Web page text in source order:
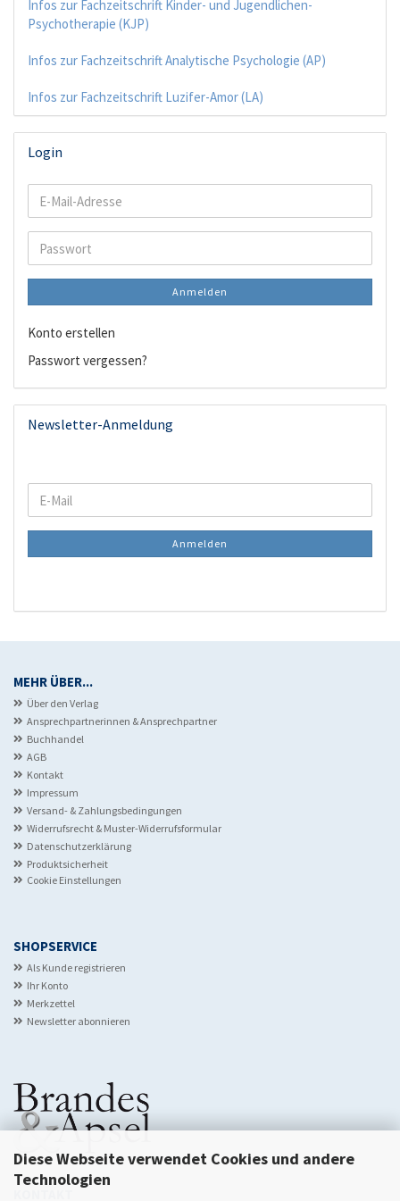
Diese Webseite verwendet Cookies und andere
Technologien
Infos zur Fachzeitschrift Kinder- und Jugendlichen-
Psychotherapie (KJP)
Infos zur Fachzeitschrift Analytische Psychologie (AP)
Infos zur Fachzeitschrift Luzifer-Amor (LA)
Login
E-
Mail-
Passwort
Anmelden
Konto erstellen
Passwort vergessen?
Newsletter-Anmeldung
WEITER
ZUR
NEWSLETTER-
E-
Mail
Anmelden
MEHR ÜBER...
Über den Verlag
Ansprechpartnerinnen & Ansprechpartner
Buchhandel
AGB
Kontakt
Impressum
Versand- & Zahlungsbedingungen
Widerrufsrecht & Muster-Widerrufsformular
Datenschutzerklärung
Produktsicherheit
Cookie Einstellungen
SHOPSERVICE
Als Kunde registrieren
Ihr Konto
Merkzettel
Newsletter abonnieren